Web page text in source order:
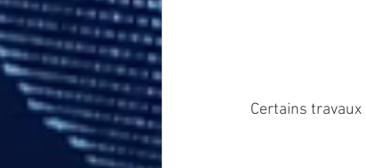
Certains travaux